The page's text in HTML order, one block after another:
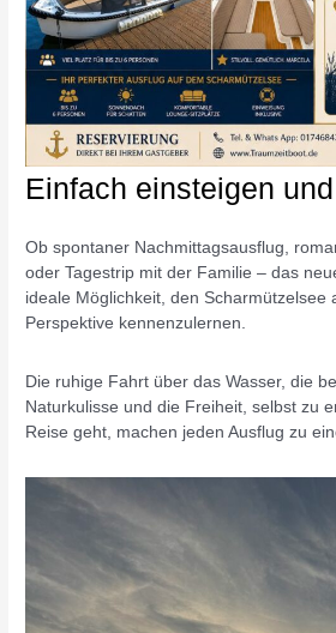
Einfach einsteigen
Ob spontaner Nachmittagsausflug,
oder Tagestrip mit der Familie – das
ideale Möglichkeit, den Scharmützelsee
Perspektive kennenzulernen.
Die ruhige Fahrt über das Wasser, die
Naturkulisse und die Freiheit, selbst zu
Reise geht, machen jeden Ausflug zu